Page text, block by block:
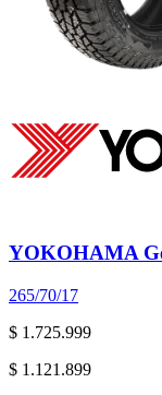
YOKOHAMA
265/70/17
$ 1.725.999
$ 1.121.899